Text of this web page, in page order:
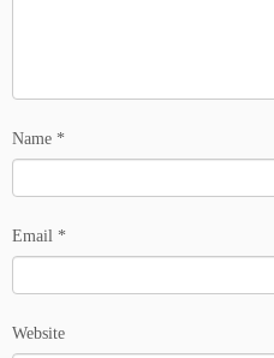
Name *
Email *
Website